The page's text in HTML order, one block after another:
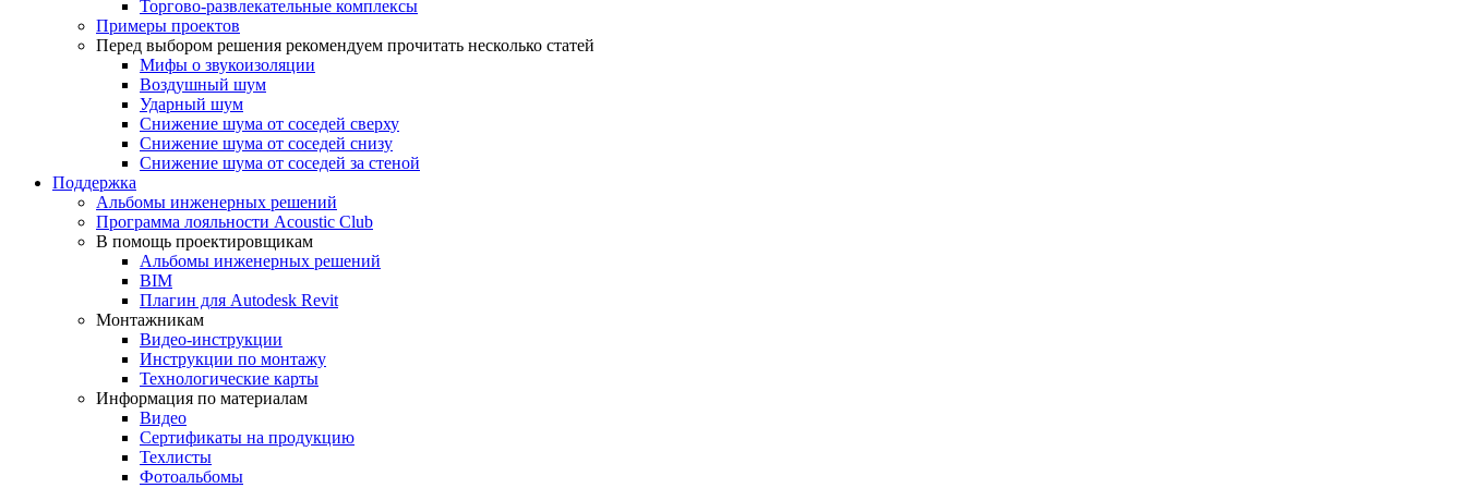
Торгово-развлекательные комплексы
Примеры проектов
Перед выбором решения рекомендуем прочитать несколько статей
Мифы о звукоизоляции
Воздушный шум
Ударный шум
Снижение шума от соседей сверху
Снижение шума от соседей снизу
Снижение шума от соседей за стеной
Поддержка
Альбомы инженерных решений
Программа лояльности Acoustic Club
В помощь проектировщикам
Альбомы инженерных решений
BIM
Плагин для Autodesk Revit
Монтажникам
Видео-инструкции
Инструкции по монтажу
Технологические карты
Информация по материалам
Видео
Сертификаты на продукцию
Техлисты
Фотоальбомы